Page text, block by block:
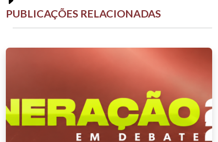
PUBLICAÇÕES RELACIONADAS